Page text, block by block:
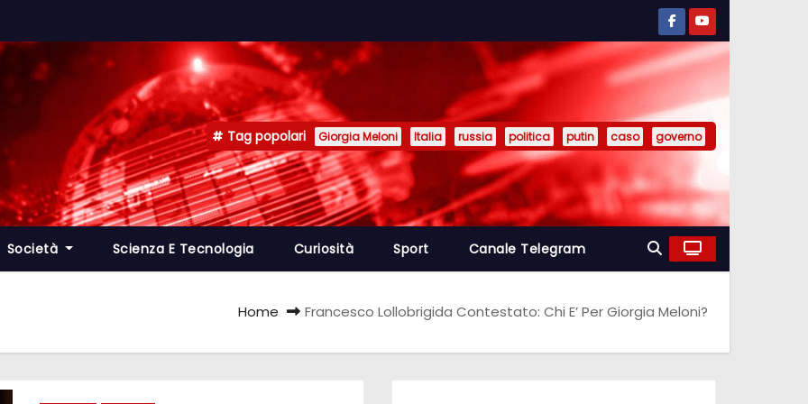
Tag popolari Giorgia Meloni Italia russia politica putin caso governo
Società Scienza E Tecnologia Curiosità Sport Canale Telegram
Home Francesco Lollobrigida Contestato: Chi E’ Per Giorgia Meloni?